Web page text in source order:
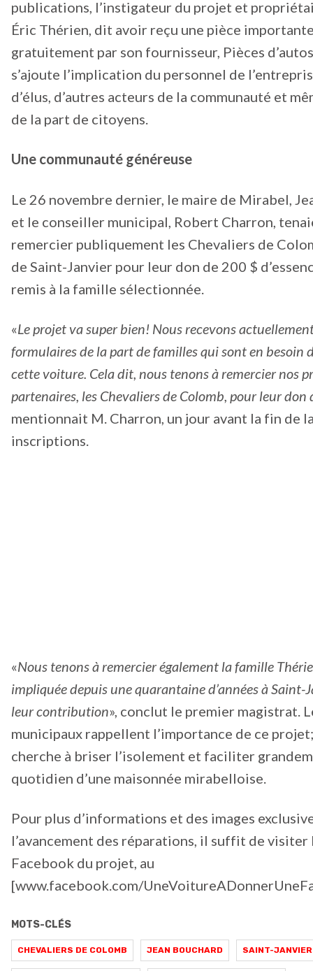
publications, l’instigateur du projet et
Éric Thérien, dit avoir reçu une pièce
gratuitement par son fournisseur, Pièces
s’ajoute l’implication du personnel de
d’élus, d’autres acteurs de la communauté et
de la part de citoyens.
Une communauté généreuse
Le 26 novembre dernier, le maire de Mirabel,
et le conseiller municipal, Robert Charron,
remercier publiquement les Chevaliers de
de Saint-Janvier pour leur don de 200 $
remis à la famille sélectionnée.
«Le projet va super bien! Nous recevons
formulaires de la part de familles qui sont en besoin
cette voiture. Cela dit, nous tenons à remercier nos
partenaires, les Chevaliers de Colomb, pour leur don
mentionnait M. Charron, un jour avant la fin de
inscriptions.
«Nous tenons à remercier également la famille
impliquée depuis une quarantaine d’années à Saint-
leur contribution», conclut le premier magistrat.
municipaux rappellent l’importance de ce
cherche à briser l’isolement et faciliter
quotidien d’une maisonnée mirabelloise.
Pour plus d’informations et des images
l’avancement des réparations, il suffit de visiter
Facebook du projet, au
[www.facebook.com/
MOTS-CLÉS
CHEVALIERS DE COLOMB JEAN BOUCHARD SAINT-JANVIER